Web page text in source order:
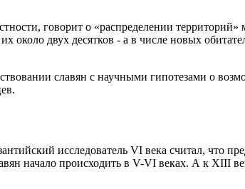
говорит о «распределении
двух десятков - а в числе новых
славян с научными гипотезами о
исследователь VI века считал, что
начало происходить в V-VI веках. А к XIII